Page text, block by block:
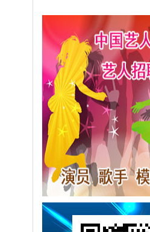
在第4界Korea Drama Awards韩
，李敏镐在第14届SBS演技大
项。
1月4日，李敏镐参加了韩国最高
高检察院任命的第四任荣誉检察
日全国收视率的第一位，并更新
的中国第十二届星尚大典上荣
人蜡像馆揭幕，成为第一位入驻
Everything》发行，并于当日登
》在韩国SBS电视台正式播出，
亿次网络播放量，是第一部网